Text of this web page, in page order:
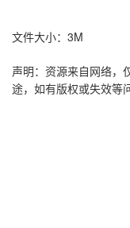
文件大小：3M
声明：资源来自网络，
途，如有版权或失效等